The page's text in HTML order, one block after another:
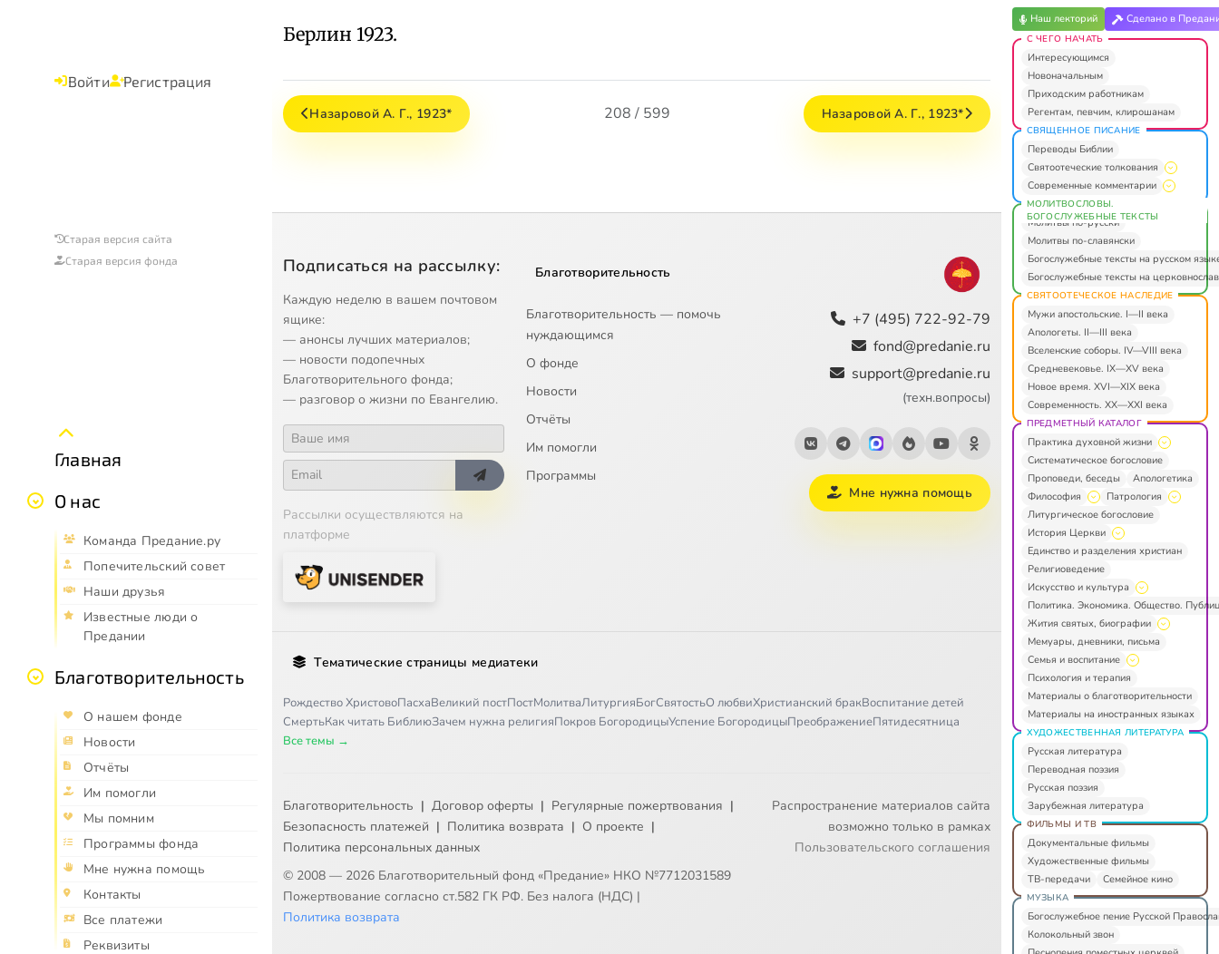
Войти Регистрация
Старая версия сайта
Старая версия фонда
Главная
О нас
Команда Предание.ру
Попечительский совет
Наши друзья
Известные люди о
Предании
Благотворительность
О нашем фонде
Новости
Отчёты
Им помогли
Мы помним
Программы фонда
Мне нужна помощь
Контакты
Все платежи
Реквизиты
Берлин 1923.
Назаровой А. Г., 1923* 208 / 599 Назаровой А. Г., 1923*
Подписаться на рассылку:
Каждую неделю в вашем почтовом
ящике:
— анонсы лучших материалов;
— новости подопечных
Благотворительного фонда;
— разговор о жизни по Евангелию.
Рассылки осуществляются на
платформе
Благотворительность
Благотворительность — помочь
нуждающимся
О фонде
Новости
Отчёты
Им помогли
Программы
+7 (495) 722-92-79
fond@predanie.ru
support@predanie.ru
(техн.вопросы)
Мне нужна помощь
Тематические страницы медиатеки
Рождество ХристовоПасхаВеликий постПостМолитваЛитургияБогСвятостьО любвиХристианский бракВоспитание детей
СмертьКак читать БиблиюЗачем нужна религияПокров БогородицыУспение БогородицыПреображениеПятидесятница
Все темы →
Благотворительность | Договор оферты | Регулярные пожертвования |
Безопасность платежей | Политика возврата | О проекте |
Политика персональных данных
© 2008 — 2026 Благотворительный фонд «Предание» НКО №7712031589
Пожертвование согласно ст.582 ГК РФ. Без налога (НДС) |
Политика возврата
Распространение материалов сайта
возможно только в рамках
Пользовательского соглашения
Наш лекторий Сделано в
С ЧЕГО НАЧАТЬ
Интересующимся
Новоначальным
Приходским работникам
Регентам, певчим, клирошанам
СВЯЩЕННОЕ ПИСАНИЕ
Переводы Библии
Святоотеческие толкования
Современные комментарии
МОЛИТВОСЛОВЫ.
БОГОСЛУЖЕБНЫЕ ТЕКСТЫ
Молитвы по-русски
Молитвы по-славянски
Богослужебные тексты на русском
Богослужебные тексты на
СВЯТООТЕЧЕСКОЕ НАСЛЕДИЕ
Мужи апостольские. I—II века
Апологеты. II—III века
Вселенские соборы. IV—VIII века
Средневековье. IX—XV века
Новое время. XVI—XIX века
Современность. XX—XXI века
ПРЕДМЕТНЫЙ КАТАЛОГ
Практика духовной жизни
Систематическое богословие
Проповеди, беседы
Апологетика
Философия
Патрология
Литургическое богословие
История Церкви
Единство и разделения христиан
Религиоведение
Искусство и культура
Политика. Экономика. Общество.
Жития святых, биографии
Мемуары, дневники, письма
Семья и воспитание
Психология и терапия
Материалы о благотворительности
Материалы на иностранных языках
ХУДОЖЕСТВЕННАЯ ЛИТЕРАТУРА
Русская литература
Переводная поэзия
Русская поэзия
Зарубежная литература
ФИЛЬМЫ И ТВ
Документальные фильмы
Художественные фильмы
ТВ-передачи
Семейное кино
МУЗЫКА
Богослужебное пение Русской
Колокольный звон